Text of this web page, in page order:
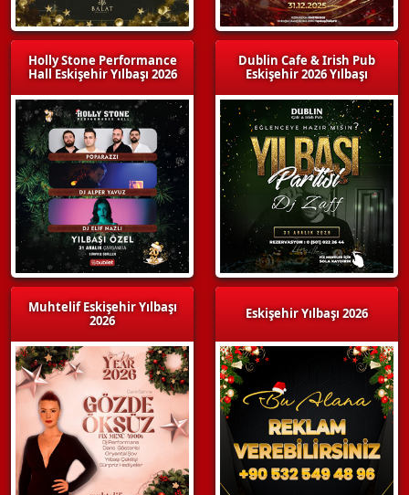
Holly Stone Performance
Hall Eskişehir Yılbaşı 2026
Muhtelif Eskişehir Yılbaşı
2026
Dublin Cafe & Irish Pub
Eskişehir 2026 Yılbaşı
Eskişehir Yılbaşı 2026